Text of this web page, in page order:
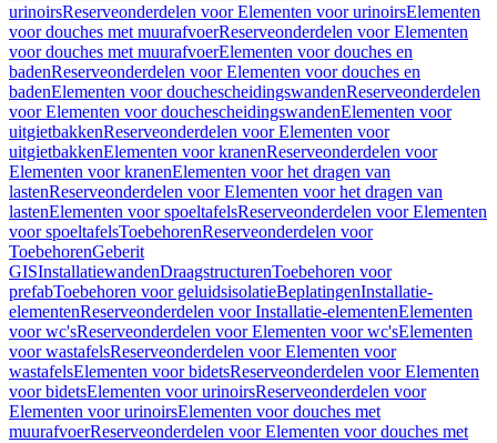
urinoirsReserveonderdelen voor Elementen voor urinoirsElementen
voor douches met muurafvoerReserveonderdelen voor Elementen
voor douches met muurafvoerElementen voor douches en
badenReserveonderdelen voor Elementen voor douches en
badenElementen voor douchescheidingswandenReserveonderdelen
voor Elementen voor douchescheidingswandenElementen voor
uitgietbakkenReserveonderdelen voor Elementen voor
uitgietbakkenElementen voor kranenReserveonderdelen voor
Elementen voor kranenElementen voor het dragen van
lastenReserveonderdelen voor Elementen voor het dragen van
lastenElementen voor spoeltafelsReserveonderdelen voor Elementen
voor spoeltafelsToebehorenReserveonderdelen voor
ToebehorenGeberit
GISInstallatiewandenDraagstructurenToebehoren voor
prefabToebehoren voor geluidsisolatieBeplatingenInstallatie-
elementenReserveonderdelen voor Installatie-elementenElementen
voor wc'sReserveonderdelen voor Elementen voor wc'sElementen
voor wastafelsReserveonderdelen voor Elementen voor
wastafelsElementen voor bidetsReserveonderdelen voor Elementen
voor bidetsElementen voor urinoirsReserveonderdelen voor
Elementen voor urinoirsElementen voor douches met
muurafvoerReserveonderdelen voor Elementen voor douches met